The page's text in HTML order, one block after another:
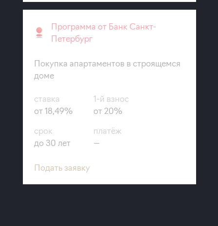
Программа от Банк Санкт-
Петербург
Покупка апартаментов в строящемся
доме
ставка
от 18,49%
1-й взнос
от 20%
срок
до 30 лет
платёж
—
Подать заявку